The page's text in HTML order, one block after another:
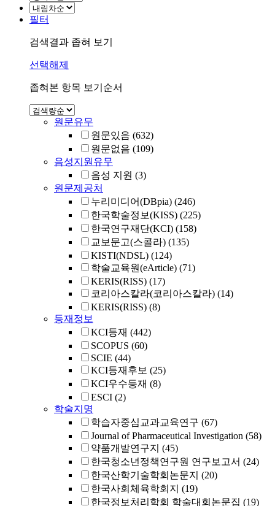
필터
검색결과 좁혀 보기
선택해제
좁혀본 항목 보기순서
원문유무
원문있음 (632)
원문없음 (109)
음성지원유무
음성 지원 (3)
원문제공처
누리미디어(DBpia) (246)
한국학술정보(KISS) (225)
한국연구재단(KCI) (158)
교보문고(스콜라) (135)
KISTI(NDSL) (124)
학술교육원(eArticle) (71)
KERIS(RISS) (17)
코리아스칼라(코리아스칼라) (14)
KERIS(RISS) (8)
등재정보
KCI등재 (442)
SCOPUS (60)
SCIE (44)
KCI등재후보 (25)
KCI우수등재 (8)
ESCI (2)
학술지명
학습자중심교과교육연구 (67)
Journal of Pharmaceutical Investigation (58)
약품개발연구지 (45)
한국청소년정책연구원 연구보고서 (24)
한국산학기술학회논문지 (20)
한국사회체육학회지 (19)
한국정보처리학회 학술대회논문집 (19)